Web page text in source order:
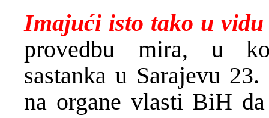
Imajući isto tako u vidu
provedbu mira, u
sastanka u Sarajevu
na organe vlasti BiH